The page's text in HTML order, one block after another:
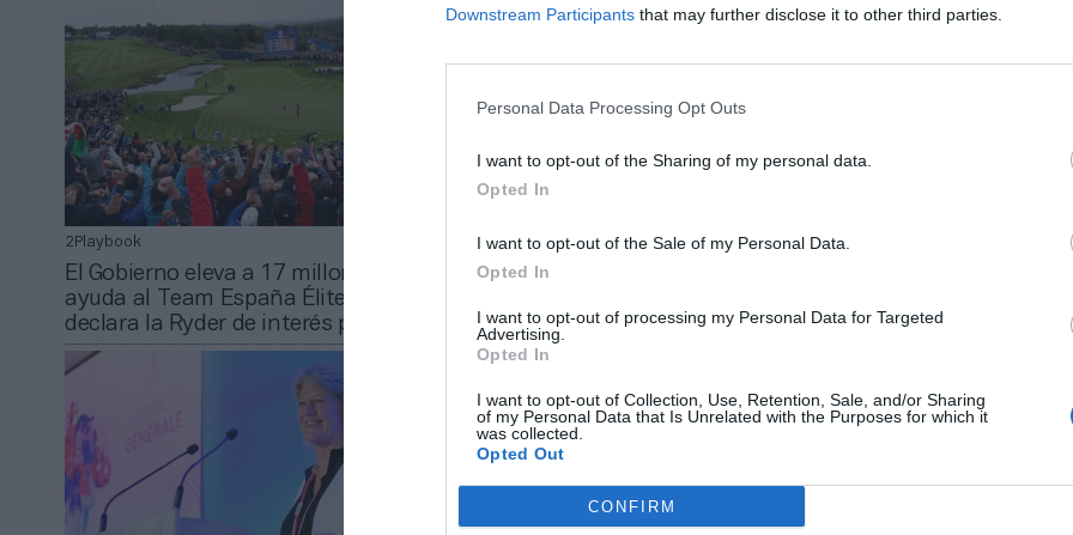
Downstream Participants that may further disclose it to other third parties.
Personal Data Processing Opt Outs
I want to opt-out of the Sharing of my personal data.
Opted In
I want to opt-out of the Sale of my Personal Data.
Opted In
I want to opt-out of processing my Personal Data for Targeted
Advertising.
Opted In
I want to opt-out of Collection, Use, Retention, Sale, and/or Sharing
of my Personal Data that Is Unrelated with the Purposes for which it
was collected.
Opted Out
CONFIRM
2Playbook
El Gobierno eleva a 17 millones la
ayuda al Team España Élite y
declara la Ryder de interés público
Cristian García
La apuesta de París 2024 por el
euros sólo con el ‘hospitality’